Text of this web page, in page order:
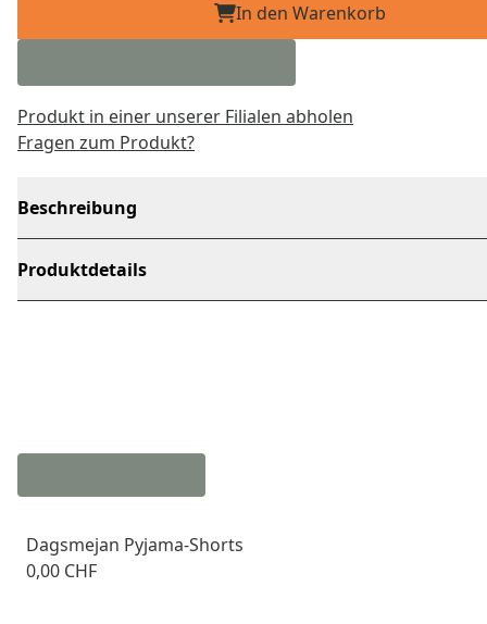
In den Warenkorb
Produkt in einer unserer Filialen abholen
Fragen zum Produkt?
Beschreibung
Produktdetails
Dagsmejan Pyjama-Shorts
0,00 CHF